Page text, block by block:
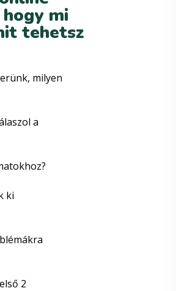
mi
tehetsz
milyen
a
ki
2